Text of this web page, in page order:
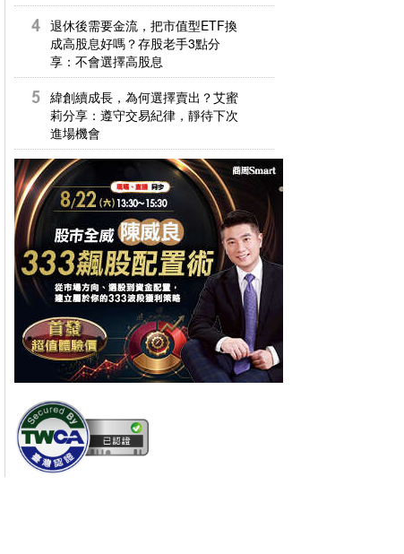
退休後需要金流，把市值型ETF換
成高股息好嗎？存股老手3點分
享：不會選擇高股息
緯創續成長，為何選擇賣出？艾蜜
莉分享：遵守交易紀律，靜待下次
進場機會